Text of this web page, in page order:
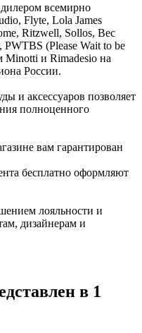
всемирно
Flyte, Lola James
Ritzwell, Sollos, Bec
(Please Wait to be
Minotti и Rimadesio на
России.
и аксессуаров позволяет
полноценного
вам гарантирован
бесплатно оформляют
лояльности и
дизайнерам и
в 1